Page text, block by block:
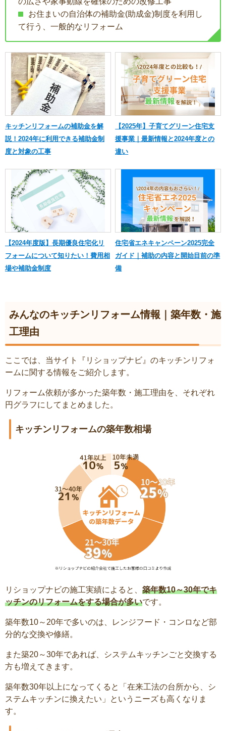
お住まいの自治体の補助金(助成金)制度を利用し
て行う、一般的なリフォーム
キッチンリフォームの補助金を解
説！2024年に利用できる補助金制
度と対象の工事
【2025年】子育てグリーン住宅支
援事業｜最新情報と2024年度との
違い
【2024年度版】長期優良住宅化リ
フォームについて知りたい！費用相
場や補助金制度
住宅省エネキャンペーン2025完全
ガイド｜補助の内容と開始目前の準
備
みんなのキッチンリフォーム情報｜築年数・施
工理由
ここでは、当サイト『リショップナビ』のキッチンリフォ
ームに関する情報をご紹介します。
リフォーム依頼が多かった築年数・施工理由を、それぞれ
円グラフにしてまとめました。
キッチンリフォームの築年数相場
リショップナビの施工実績によると、 築年数10～30年でキ
ッチンのリフォームをする場合が多いです。
築年数10～20年で多いのは、レンジフード・コンロなど部
分的な交換や修繕。
また築20～30年であれば、システムキッチンごと交換する
方も増えてきます。
築年数30年以上になってくると「在来工法の台所から、シ
ステムキッチンに換えたい」というニーズも高くなりま
す。